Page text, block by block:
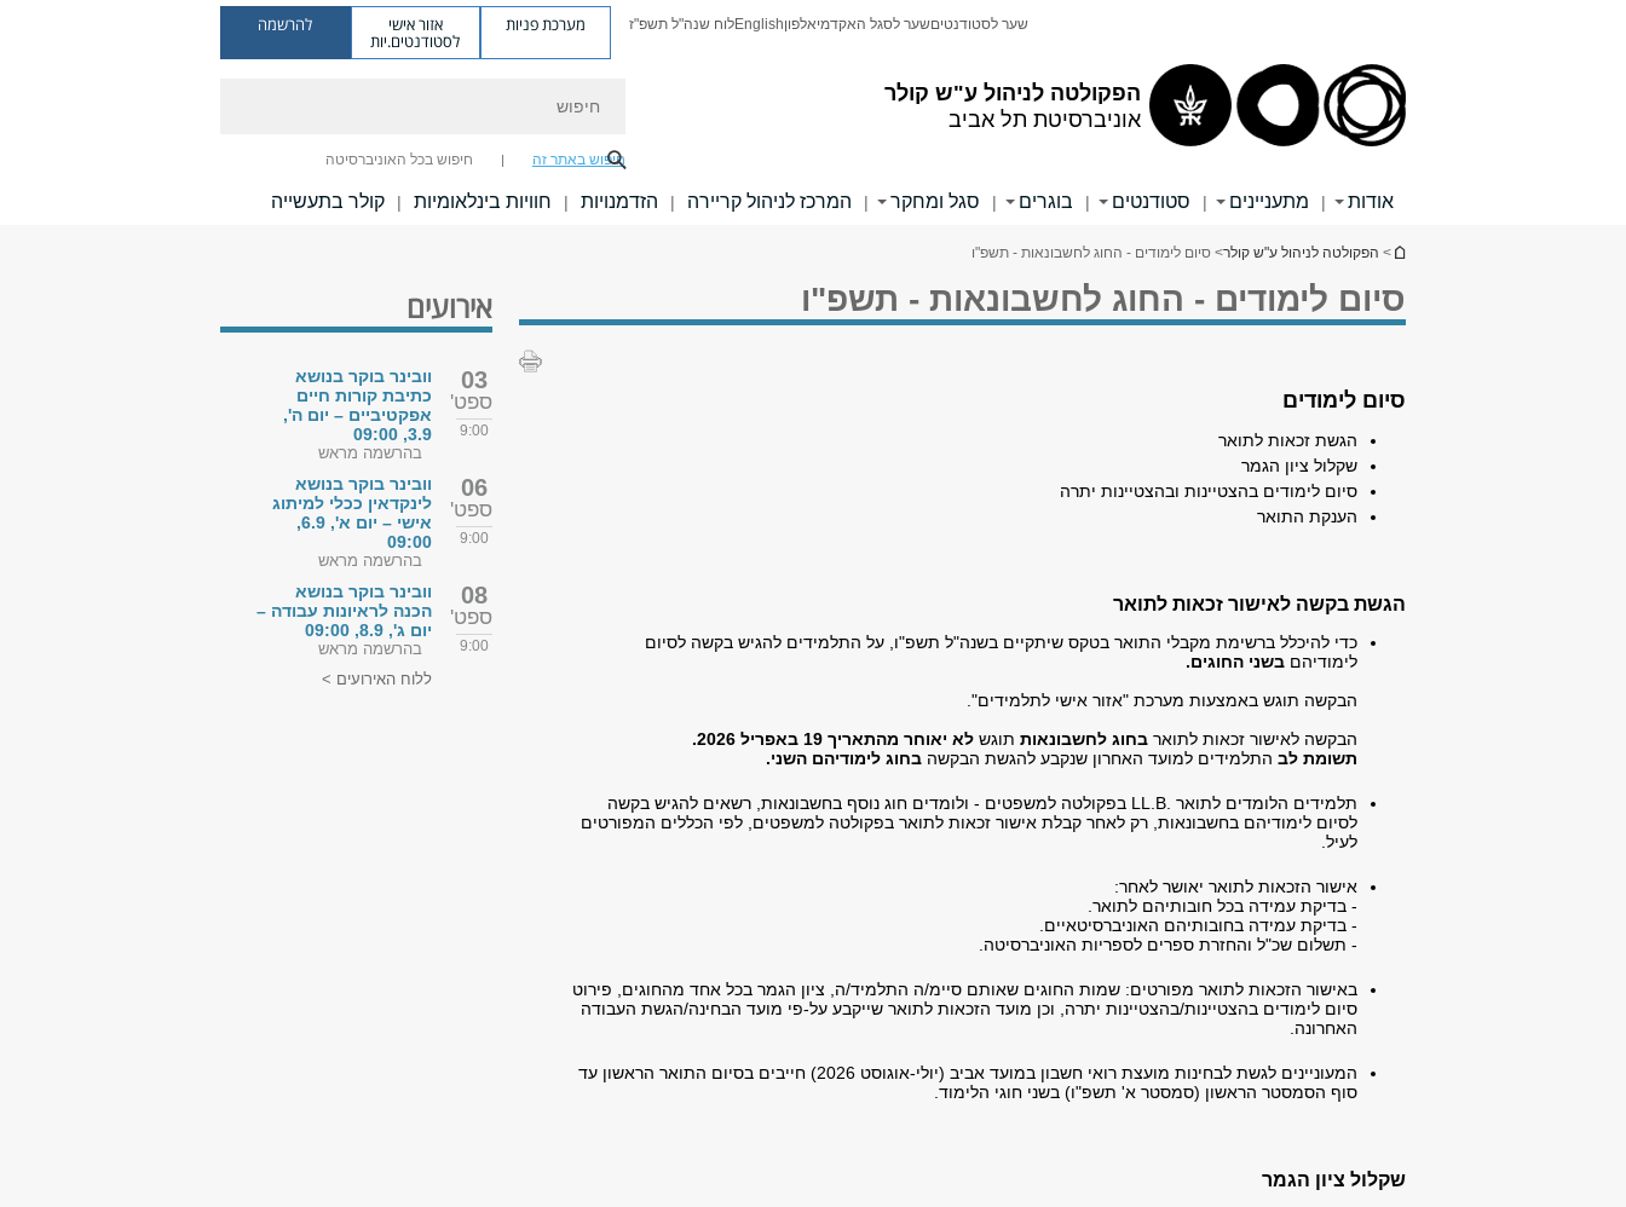
הפקולטה לניהול ע"ש קולר
אוניברסיטת תל אביב
שער לסטודנטיםשער לסגל האקדמיאלפוןEnglishלוח שנה"ל תשפ"ז מערכת פניות אזור אישי
לסטודנטים.יות
להרשמה
חיפוש באתר זה חיפוש בכל האוניברסיטה
אודות | מתעניינים | סטודנטים | בוגרים | סגל ומחקר | המרכז לניהול קריירה | הזדמנויות | חוויות בינלאומיות | קולר בתעשייה
הינך נמצא כאן
> הפקולטה לניהול ע"ש קולר> סיום לימודים - החוג לחשבונאות - תשפ"ו
סיום לימודים - החוג לחשבונאות - תשפ"ו
סיום לימודים
הגשת זכאות לתואר
שקלול ציון הגמר
סיום לימודים בהצטיינות ובהצטיינות יתרה
הענקת התואר
הגשת בקשה לאישור זכאות לתואר
כדי להיכלל ברשימת מקבלי התואר בטקס שיתקיים בשנה"ל תשפ"ו, על התלמידים להגיש בקשה לסיום
לימודיהם בשני החוגים.
הבקשה תוגש באמצעות מערכת "אזור אישי לתלמידים".
הבקשה לאישור זכאות לתואר בחוג לחשבונאות תוגש לא יאוחר מהתאריך 19 באפריל 2026.
תשומת לב התלמידים למועד האחרון שנקבע להגשת הבקשה בחוג לימודיהם השני.
תלמידים הלומדים לתואר . LL.B בפקולטה למשפטים - ולומדים חוג נוסף בחשבונאות, רשאים להגיש בקשה
לסיום לימודיהם בחשבונאות, רק לאחר קבלת אישור זכאות לתואר בפקולטה למשפטים, לפי הכללים המפורטים
לעיל.
אישור הזכאות לתואר יאושר לאחר:
- בדיקת עמידה בכל חובותיהם לתואר.
- בדיקת עמידה בחובותיהם האוניברסיטאיים.
- תשלום שכ"ל והחזרת ספרים לספריות האוניברסיטה.
באישור הזכאות לתואר מפורטים: שמות החוגים שאותם סיימ/ה התלמיד/ה, ציון הגמר בכל אחד מהחוגים, פירוט
סיום לימודים בהצטיינות/בהצטיינות יתרה, וכן מועד הזכאות לתואר שייקבע על-פי מועד הבחינה/הגשת העבודה
האחרונה.
המעוניינים לגשת לבחינות מועצת רואי חשבון במועד אביב (יולי-אוגוסט 2026) חייבים בסיום התואר הראשון עד
סוף הסמסטר הראשון (סמסטר א' תשפ"ו) בשני חוגי הלימוד.
שקלול ציון הגמר
אירועים
03
ספט'
9:00
וובינר בוקר בנושא
כתיבת קורות חיים
אפקטיביים – יום ה',
3.9, 09:00
בהרשמה מראש
06
ספט'
9:00
וובינר בוקר בנושא
לינקדאין ככלי למיתוג
אישי – יום א', 6.9,
09:00
בהרשמה מראש
08
ספט'
9:00
וובינר בוקר בנושא
הכנה לראיונות עבודה –
יום ג', 8.9, 09:00
בהרשמה מראש
ללוח האירועים >